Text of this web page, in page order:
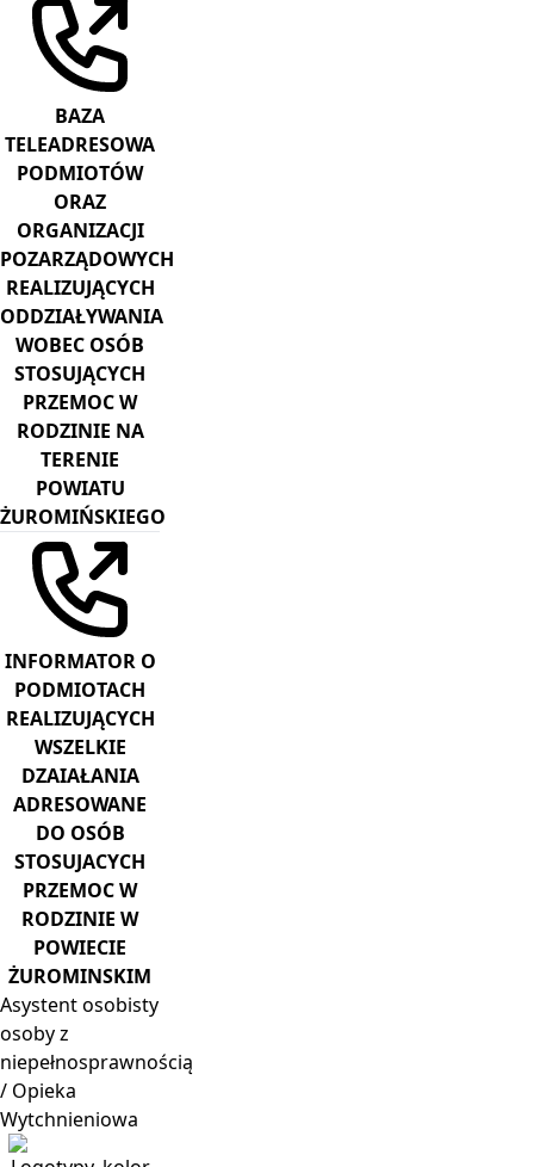
BAZA
TELEADRESOWA
PODMIOTÓW
ORAZ
ORGANIZACJI
POZARZĄDOWYCH
REALIZUJĄCYCH
ODDZIAŁYWANIA
WOBEC OSÓB
STOSUJĄCYCH
PRZEMOC W
RODZINIE NA
TERENIE
POWIATU
ŻUROMIŃSKIEGO
INFORMATOR O
PODMIOTACH
REALIZUJĄCYCH
WSZELKIE
DZAIAŁANIA
ADRESOWANE
DO OSÓB
STOSUJACYCH
PRZEMOC W
RODZINIE W
POWIECIE
ŻUROMINSKIM
Asystentosobisty
osoby z
niepełnosprawnością
/ Opieka
Wytchnieniowa